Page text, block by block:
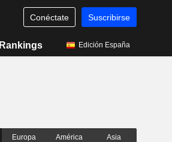
Conéctate Suscribirse
Rankings Edición España
Europa América Asia